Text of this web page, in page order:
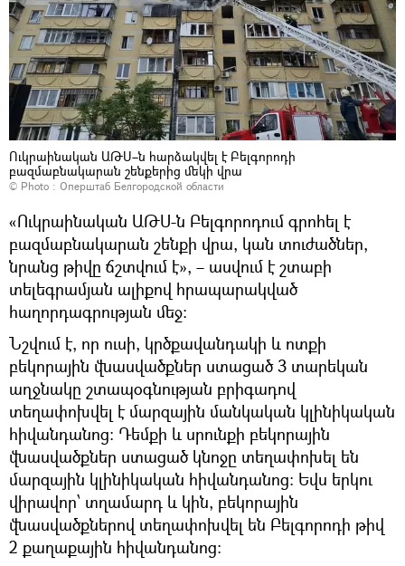
Ուկրաինական ԱԹՍ–ն հարձակվել է Բելգորոդի
բազմաբնակարան շենքերից մեկի վրա
© Photo : Оперштаб Белгородской области
«Ուկրաինական ԱԹՍ-ն Բելգորոդում գրոհել է
բազմաբնակարան շենքի վրա, կան տուժածներ,
նրանց թիվը ճշտվում է», – ասվում է շտաբի
տելեգրամյան ալիքով հրապարակված
հաղորդագրության մեջ։
Նշվում է, որ ուսի, կրծքավանդակի և ոտքի
բեկորային վնասվածքներ ստացած 3 տարեկան
աղջնակը շտապօգնության բրիգադով
տեղափոխվել է մարզային մանկական կլինիկական
հիվանդանոց: Դեմքի և սրունքի բեկորային
վնասվածքներ ստացած կնոջը տեղափոխել են
մարզային կլինիկական հիվանդանոց: Եվս երկու
վիրավոր՝ տղամարդ և կին, բեկորային
վնասվածքներով տեղափոխվել են Բելգորոդի թիվ
2 քաղաքային հիվանդանոց: